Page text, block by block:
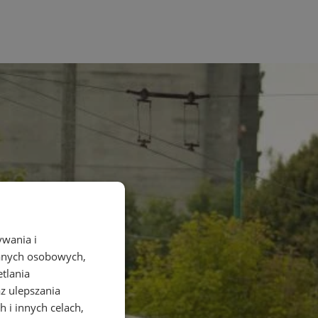
i
osobowych,
ulepszania
i innych celach,